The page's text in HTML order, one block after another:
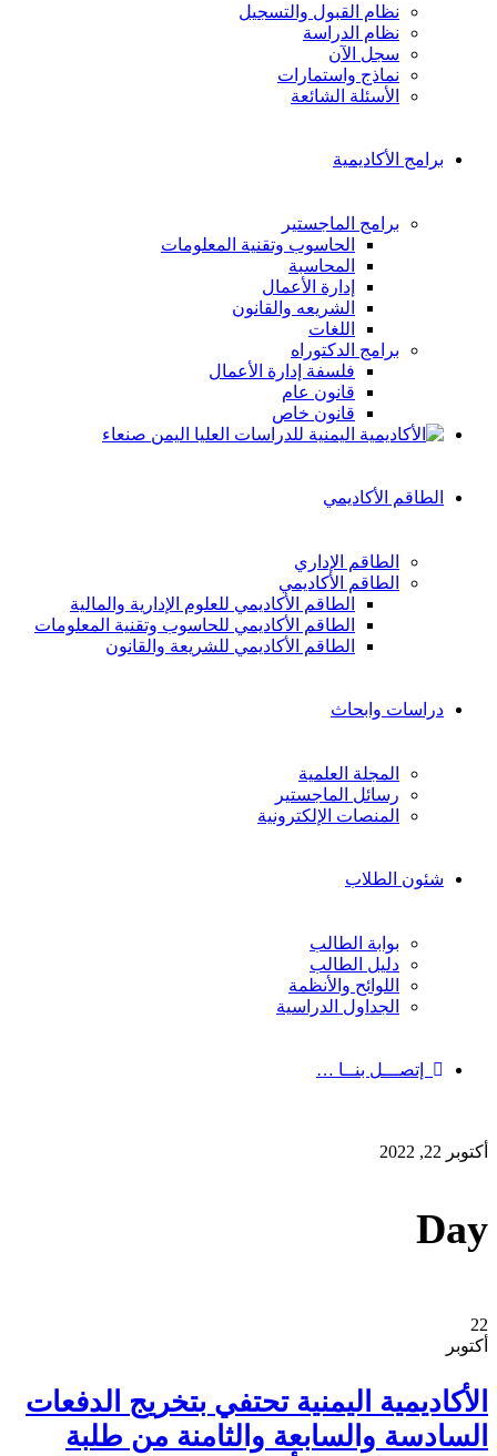
نظام القبول والتسجيل
نظام الدراسة
سجل الآن
نماذج واستمارات
الأسئلة الشائعة
برامج الأكاديمية
برامج الماجستير
الحاسوب وتقنية المعلومات
المحاسبة
إدارة الأعمال
الشريعه والقانون
اللغات
برامج الدكتوراه
فلسفة إدارة الأعمال
قانون عام
قانون خاص
الطاقم الأكاديمي
الطاقم الإداري
الطاقم الأكاديمي
الطاقم الأكاديمي للعلوم الإدارية والمالية
الطاقم الأكاديمي للحاسوب وتقنية المعلومات
الطاقم الأكاديمي للشريعة والقانون
دراسات وابحاث
المجلة العلمية
رسائل الماجستير
المنصات الإلكترونية
شئون الطلاب
بوابة الطالب
دليل الطالب
اللوائح والأنظمة
الجداول الدراسية
إتصـــل بنــا …
أكتوبر 22, 2022
Day
22
أكتوبر
الأكاديمية اليمنية تحتفي بتخريج الدفعات
السادسة والسابعة والثامنة من طلبة